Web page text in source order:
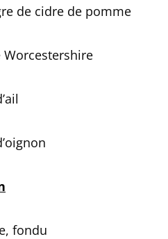
de cidre de pomme
Worcestershire
fondu